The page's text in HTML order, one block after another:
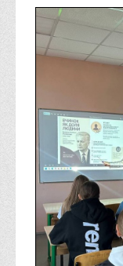
Бібліотека
Музей грошей
Довідник
Реквізити
Права та
Інформація
Положення
вакантні